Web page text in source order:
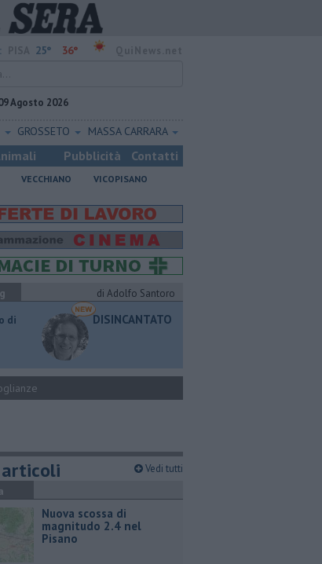
25° 36°
Agosto 2026
GROSSETO MASSA CARRARA
Pubblicità Contatti
VECCHIANO VICOPISANO
di Adolfo Santoro
di
DISINCANTATO
Vedi tutti
Nuova scossa di
magnitudo 2.4 nel
Pisano